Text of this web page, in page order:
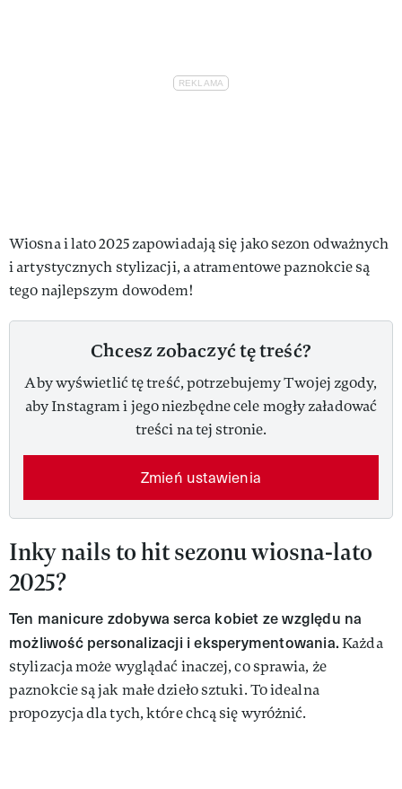
Wiosna i lato 2025 zapowiadają się jako sezon odważnych
i artystycznych stylizacji, a atramentowe paznokcie są
tego najlepszym dowodem!
Chcesz zobaczyć tę treść?
Aby wyświetlić tę treść, potrzebujemy Twojej zgody,
aby Instagram i jego niezbędne cele mogły załadować
treści na tej stronie.
Zmień ustawienia
Inky nails to hit sezonu wiosna-lato
2025?
Ten manicure zdobywa serca kobiet ze względu na
możliwość personalizacji i eksperymentowania.Każda
stylizacja może wyglądać inaczej, co sprawia, że
paznokcie są jak małe dzieło sztuki. To idealna
propozycja dla tych, które chcą się wyróżnić.